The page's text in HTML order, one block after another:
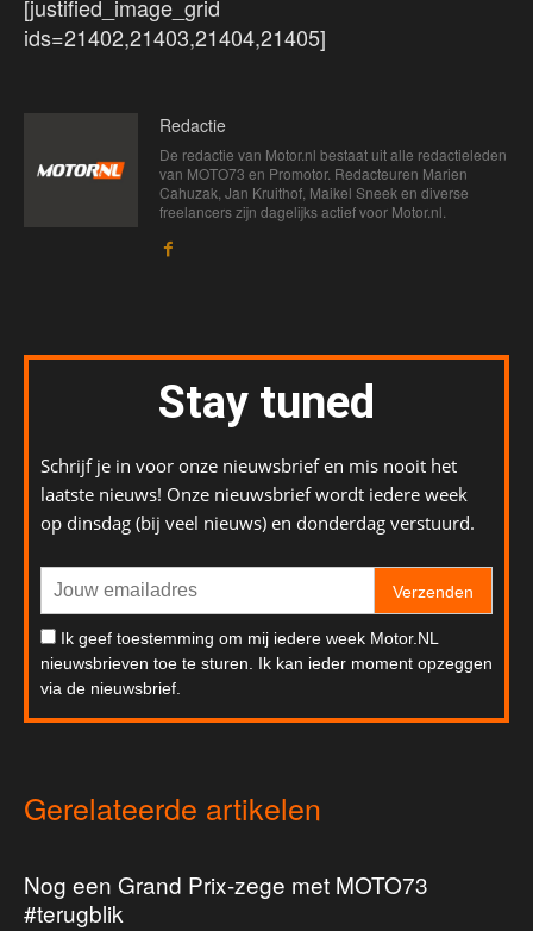
[justified_image_grid
ids=21402,21403,21404,21405]
Redactie
De redactie van Motor.nl bestaat uit alle redactieleden
van MOTO73 en Promotor. Redacteuren Marien
Cahuzak, Jan Kruithof, Maikel Sneek en diverse
freelancers zijn dagelijks actief voor Motor.nl.
Stay tuned
Schrijf je in voor onze nieuwsbrief en mis nooit het
laatste nieuws! Onze nieuwsbrief wordt iedere week
op dinsdag (bij veel nieuws) en donderdag verstuurd.
Verzenden
Ik geef toestemming om mij iedere week Motor.NL
nieuwsbrieven toe te sturen. Ik kan ieder moment opzeggen
via de nieuwsbrief.
Gerelateerde artikelen
Nog een Grand Prix-zege met MOTO73
#terugblik